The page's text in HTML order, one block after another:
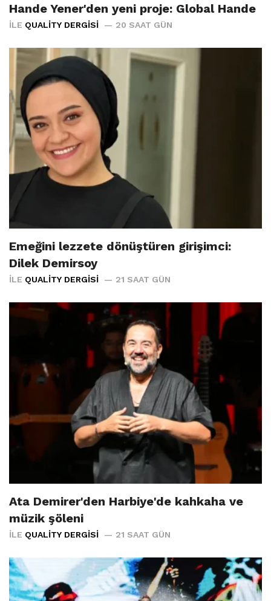
Hande Yener'den yeni proje: Global Hande
İLE QUALITY DERGISI 20 SAAT GÜN
Emeğini lezzete dönüştüren girişimci:
Dilek Demirsoy
İLE QUALITY DERGISI 21 SAAT GÜN
Ata Demirer'den Harbiye'de kahkaha ve
müzik şöleni
İLE QUALITY DERGISI 21 SAAT GÜN